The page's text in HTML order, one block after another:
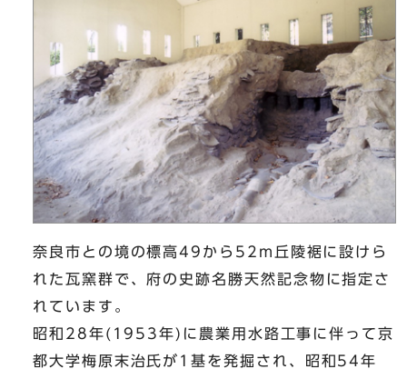
奈良市との境の標高49から52m丘陵裾に設けら
れた瓦窯群で、府の史跡名勝天然記念物に指定さ
れています。
昭和28年(1953年)に農業用水路工事に伴って京
都大学梅原末治氏が1基を発掘され、昭和54年